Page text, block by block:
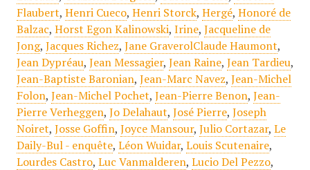
Flaubert, Henri Cueco, Henri Storck, Hergé, Honoré de
Balzac, Horst Egon Kalinowski, Irine, Jacqueline de
Jong, Jacques Richez, Jane GraverolClaude Haumont,
Jean Dypréau, Jean Messagier, Jean Raine, Jean Tardieu,
Jean-Baptiste Baronian, Jean-Marc Navez, Jean-Michel
Folon, Jean-Michel Pochet, Jean-Pierre Benon, Jean-
Pierre Verheggen, Jo Delahaut, José Pierre, Joseph
Noiret, Josse Goffin, Joyce Mansour, Julio Cortazar, Le
Daily-Bul - enquête, Léon Wuidar, Louis Scutenaire,
Lourdes Castro, Luc Vanmalderen, Lucio Del Pezzo,